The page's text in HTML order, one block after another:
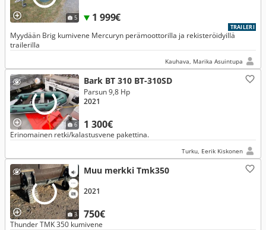
5 1 999€
TRAILERI
Myydään Brig kumivene Mercuryn perämoottorilla ja rekisteröidyillä
trailerilla
Kauhava, Marika Asuintupa
6
Bark BT 310 BT-310SD
1 300€
Parsun 9,8 Hp
2021
Erinomainen retki/kalastusvene pakettina.
Turku, Eerik Kiskonen
3
Muu merkki Tmk350
750€
2021
Thunder TMK 350 kumivene